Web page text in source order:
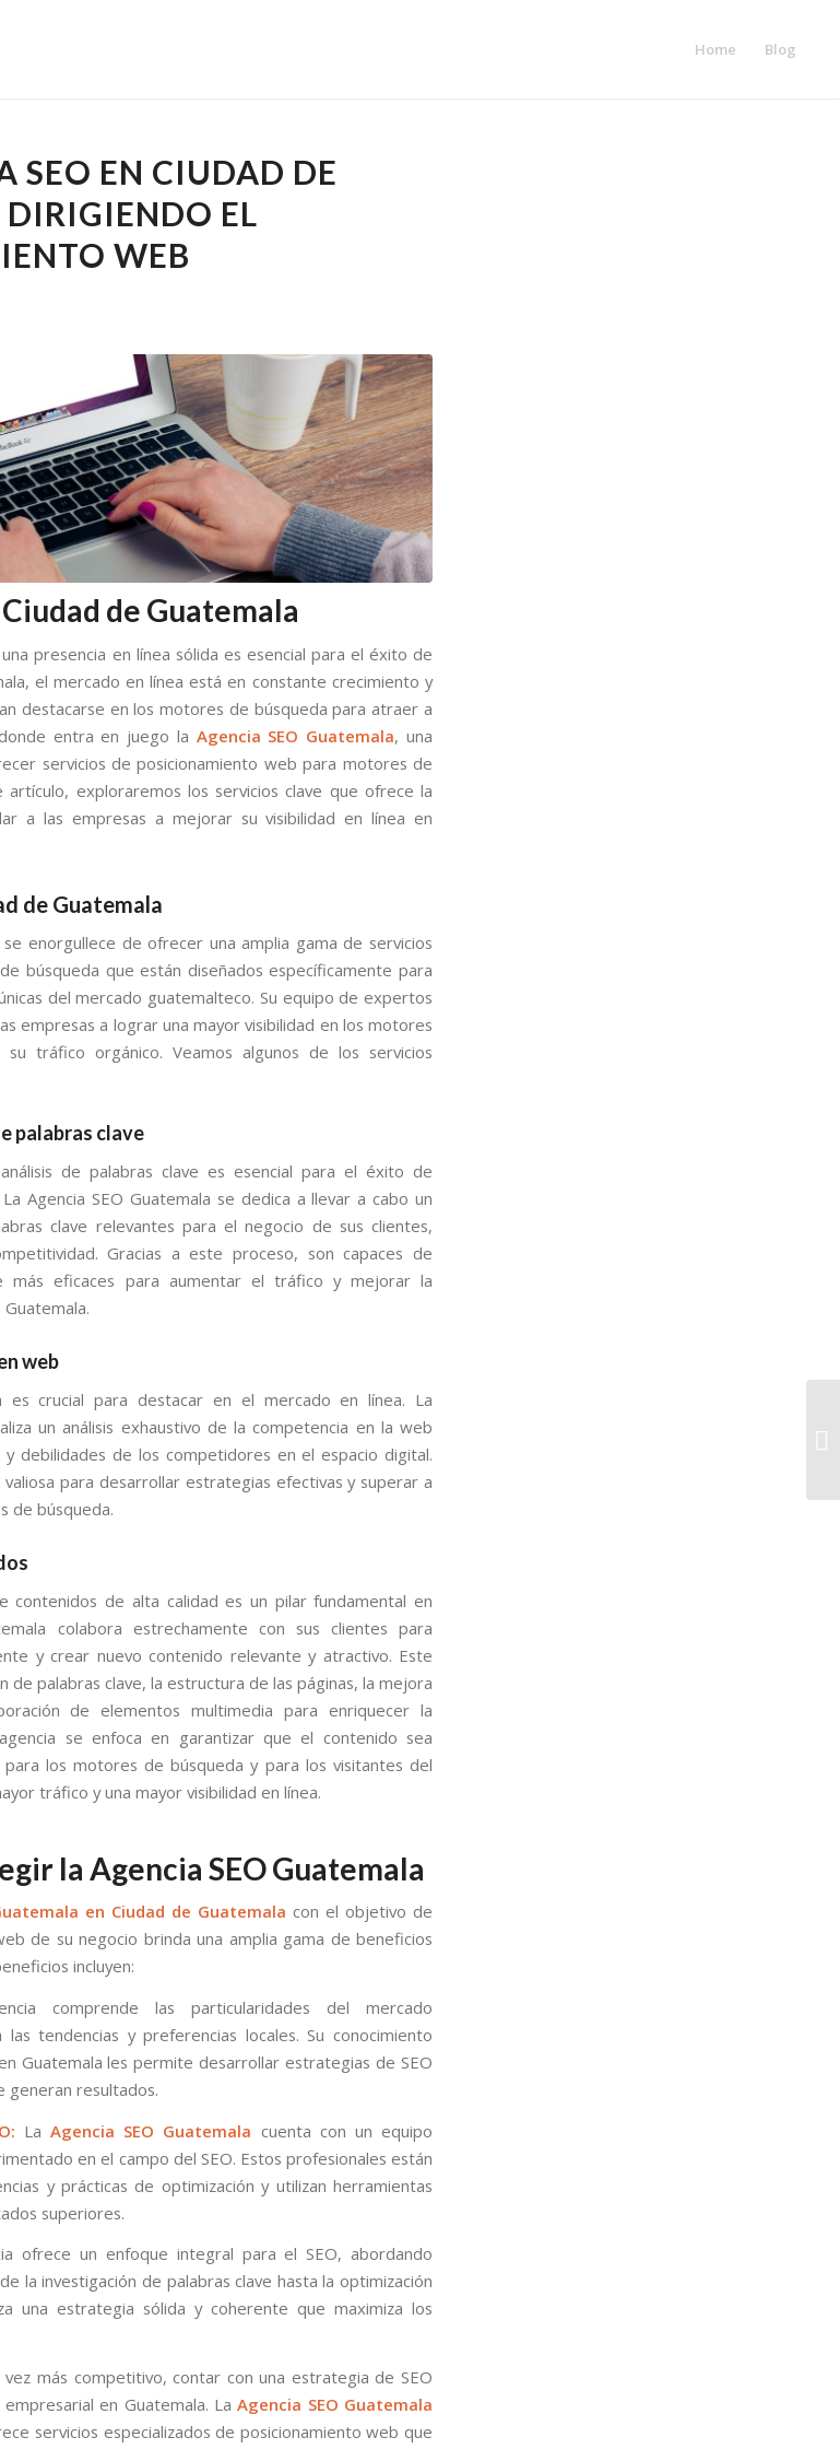
Home Blog
SEO EN CIUDAD DE
EL
WEB
de Guatemala
presencia en línea sólida es esencial para el éxito de
el mercado en línea está en constante crecimiento y
destacarse en los motores de búsqueda para atraer a
entra en juego la Agencia SEO Guatemala, una
servicios de posicionamiento web para motores de
artículo, exploraremos los servicios clave que ofrece la
a las empresas a mejorar su visibilidad en línea en
de Guatemala
se enorgullece de ofrecer una amplia gama de servicios
búsqueda que están diseñados específicamente para
del mercado guatemalteco. Su equipo de expertos
empresas a lograr una mayor visibilidad en los motores
tráfico orgánico. Veamos algunos de los servicios
palabras clave
de palabras clave es esencial para el éxito de
Agencia SEO Guatemala se dedica a llevar a cabo un
clave relevantes para el negocio de sus clientes,
Gracias a este proceso, son capaces de
más eficaces para aumentar el tráfico y mejorar la
web
es crucial para destacar en el mercado en línea. La
un análisis exhaustivo de la competencia en la web
debilidades de los competidores en el espacio digital.
para desarrollar estrategias efectivas y superar a
de búsqueda.
contenidos de alta calidad es un pilar fundamental en
colabora estrechamente con sus clientes para
y crear nuevo contenido relevante y atractivo. Este
de palabras clave, la estructura de las páginas, la mejora
de elementos multimedia para enriquecer la
se enfoca en garantizar que el contenido sea
los motores de búsqueda y para los visitantes del
tráfico y una mayor visibilidad en línea.
la Agencia SEO Guatemala
en Ciudad de Guatemala con el objetivo de
de su negocio brinda una amplia gama de beneficios
incluyen:
comprende las particularidades del mercado
tendencias y preferencias locales. Su conocimiento
Guatemala les permite desarrollar estrategias de SEO
generan resultados.
LaAgencia SEO Guatemala cuenta con un equipo
en el campo del SEO. Estos profesionales están
y prácticas de optimización y utilizan herramientas
superiores.
ofrece un enfoque integral para el SEO, abordando
la investigación de palabras clave hasta la optimización
una estrategia sólida y coherente que maximiza los
más competitivo, contar con una estrategia de SEO
en Guatemala. LaAgencia SEO Guatemala
servicios especializados de posicionamiento web que